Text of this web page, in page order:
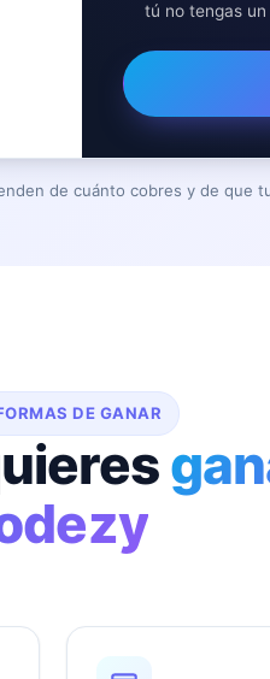
tú no tengas un
de cuánto cobres y de que
DE GANAR